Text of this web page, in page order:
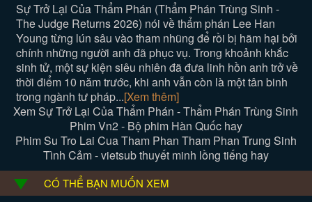
Sự Trở Lại Của Thẩm Phán (Thẩm Phán Trùng Sinh -
The Judge Returns 2026) nói về thẩm phán Lee Han
Young từng lún sâu vào tham nhũng để rồi bị hãm hại bởi
chính những người anh đã phục vụ. Trong khoảnh khắc
sinh tử, một sự kiện siêu nhiên đã đưa linh hồn anh trở về
thời điểm 10 năm trước, khi anh vẫn còn là một tân binh
trong ngành tư pháp...[Xem thêm]
Xem Sự Trở Lại Của Thẩm Phán - Thẩm Phán Trùng Sinh
Phim Vn2 - Bộ phim Hàn Quốc hay
Phim Su Tro Lai Cua Tham Phan Tham Phan Trung Sinh
Tình Cảm - vietsub thuyết minh lồng tiếng hay
CÓ THỂ BẠN MUỐN XEM